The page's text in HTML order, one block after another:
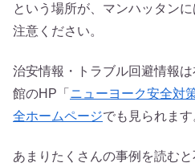
という場所が、マンハッタン
注意ください。
治安情報・トラブル回避情報
館のHP「 ニューヨーク安全対
全ホームページでも見られます
あまりたくさんの事例を読む